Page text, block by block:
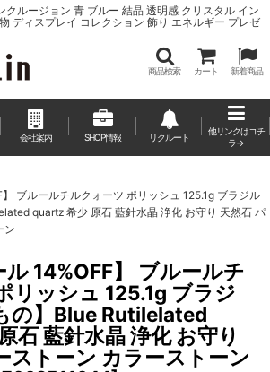
クルージョン 青 ブルー 結晶 透明感 クリスタル イン
ディスプレイ コレクション 飾り エネルギー プレゼ
商品検索 カート 新着商品
会社案内 SHOP情報 リクルート
他リンクはコチ
ラ→
】 ブルールチルクォーツ ポリッシュ 125.1g ブラジル
quartz 希少 原石 藍針水晶 浄化 お守り 天然石 パ
ン
ル 14%OFF】 ブルールチ
リッシュ 125.1g ブラジ
の】Blue Rutilelated
石 藍針水晶 浄化 お守り
ストーン カラーストーン